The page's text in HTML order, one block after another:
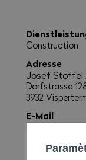
Construction
Adresse
Josef Stoffel
Dorfstrasse
3932
E-Mail
Telefon